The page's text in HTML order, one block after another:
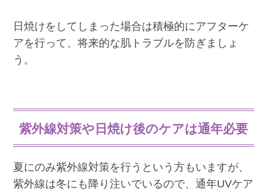
日焼けをしてしまった場合は積極的にアフターケ
アを行って、将来的な肌トラブルを防ぎましょ
う。
紫外線対策や日焼け後のケアは通年必要
夏にのみ紫外線対策を行うという方もいますが、
紫外線は冬にも降り注いでいるので、通年UVケア